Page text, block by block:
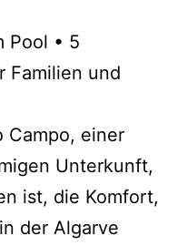
Pool • 5
Familien und
Campo, einer
Unterkunft,
ist, die Komfort,
der Algarve